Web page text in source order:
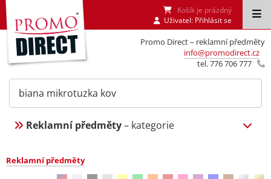
Promo Direct – reklamní předměty
info@promodirect.cz
tel. 776 706 777
Košík je prázdný
Uživatel: Přihlásit se
Reklamní předměty– kategorie
Reklamní předměty